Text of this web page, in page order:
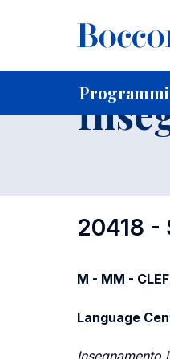
Home Per
20418 -
M - MM -
Language
Insegnamento